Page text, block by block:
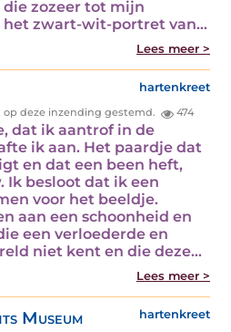
zozeer tot mijn
het zwart-wit-portret van…
Lees meer >
hartenkreet
op deze inzending gestemd. 474
dat ik aantrof in de
ik aan. Het paardje dat
en dat een been heft,
Ik besloot dat ik een
voor het beeldje.
aan een schoonheid en
een verloederde en
niet kent en die deze…
Lees meer >
Museum hartenkreet